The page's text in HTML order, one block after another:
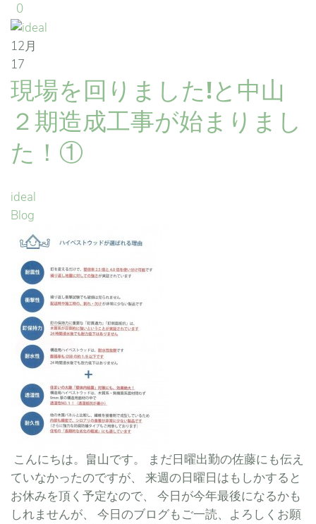
0
12月
17
現場を回りました!と中山
２期造成工事が始まりまし
た！①
ideal
Blog
こんにちは。畠山です。 まだ日曜出勤の佐藤にも伝え
ていなかったのですが、 来週の日曜日はもしかすると
お休みを頂く予定なので、 今日が今年最後になるかも
しれませんが、 今日のブログもご一読、よろしくお願